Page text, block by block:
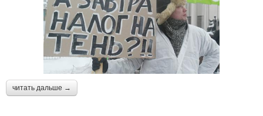
читать дальше →